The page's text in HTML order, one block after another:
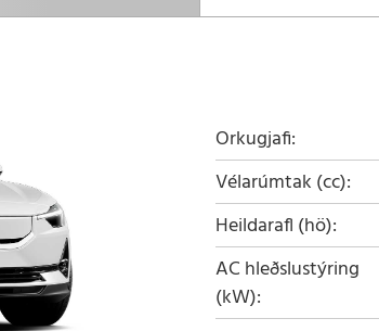
Orkugjafi
Vélarúmtak (cc)
Heildarafl (hö)
AC hleðslustýring
(kW)